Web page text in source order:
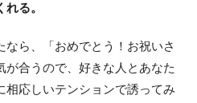
る。
ら、「おめでとう！お祝いさ
合うので、好きな人とあなた
相応しいテンションで誘ってみ